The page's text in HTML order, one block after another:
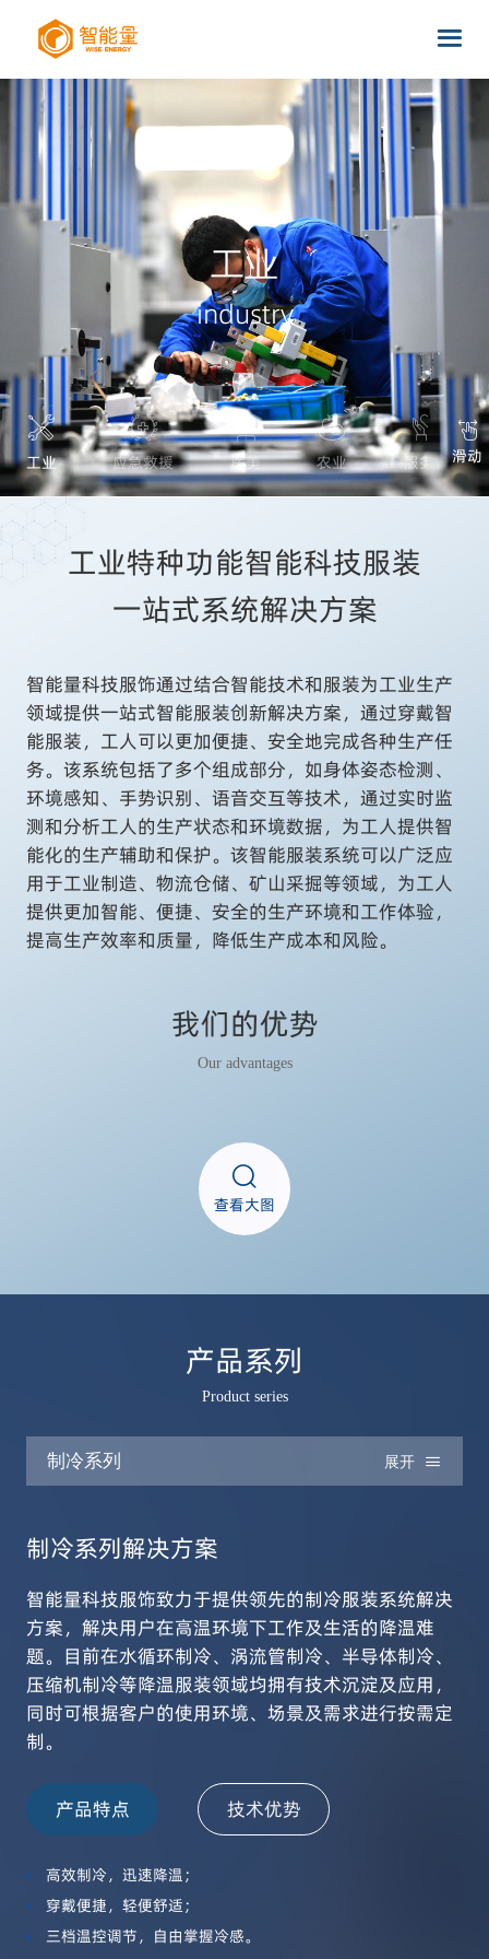
工业
industry
工业 应急救援 医美 农业 服务业滑动
工业特种功能智能科技服装
一站式系统解决方案
智能量科技服饰通过结合智能技术和服装为工业生产
领域提供一站式智能服装创新解决方案，通过穿戴智
能服装，工人可以更加便捷、安全地完成各种生产任
务。该系统包括了多个组成部分，如身体姿态检测、
环境感知、手势识别、语音交互等技术，通过实时监
测和分析工人的生产状态和环境数据，为工人提供智
能化的生产辅助和保护。该智能服装系统可以广泛应
用于工业制造、物流仓储、矿山采掘等领域，为工人
提供更加智能、便捷、安全的生产环境和工作体验，
提高生产效率和质量，降低生产成本和风险。
我们的优势
Our advantages
查看大图
产品系列
Product series
制冷系列 展开
制冷系列解决方案
智能量科技服饰致力于提供领先的制冷服装系统解决
方案，解决用户在高温环境下工作及生活的降温难
题。目前在水循环制冷、涡流管制冷、半导体制冷、
压缩机制冷等降温服装领域均拥有技术沉淀及应用，
同时可根据客户的使用环境、场景及需求进行按需定
制。
产品特点 技术优势
•
高效制冷，迅速降温；
•
穿戴便捷，轻便舒适；
•
三档温控调节，自由掌握冷感。